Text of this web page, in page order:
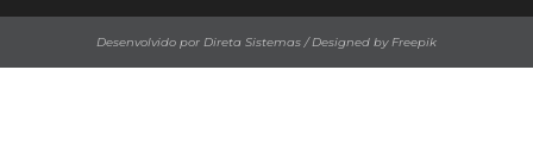
Desenvolvido por Direta Sistemas /Designed by Freepik